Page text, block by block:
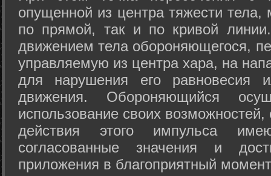
опущенной из центра тяжести
по прямой, так и по кривой
движением тела обороняющегося,
управляемую из центра хара, на
для нарушения его равновесия
движения. Обороняющийся
использование своих
действия этого импульса
согласованные значения и
приложения в благоприятный